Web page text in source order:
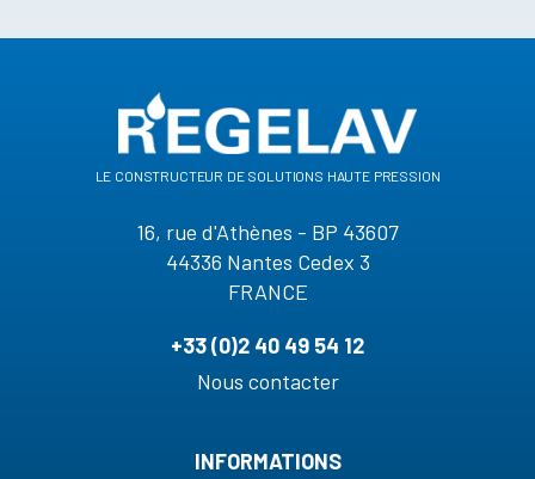
le constructeur de solutions haute pression
16, rue d'Athènes - BP 43607
44336 Nantes Cedex 3
FRANCE
+33 (0)2 40 49 54 12
Nous contacter
INFORMATIONS